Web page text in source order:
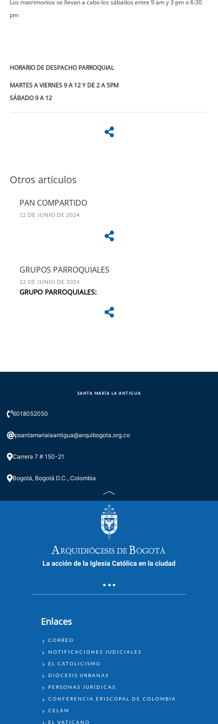
Los matrimonios se llevan a cabo los sábados entre 9 am y 3 pm o 6:30
pm
HORARIO DE DESPACHO PARROQUIAL
MARTES A VIERNES 9 A 12 Y DE 2 A 5PM
SÁBADO 9 A 12
Otros artículos
PAN COMPARTIDO
12 DE JUNIO DE 2024
GRUPOS PARROQUIALES
12 DE JUNIO DE 2024
GRUPO PARROQUIALES:
SANTA MARÍA LA ANTIGUA
6018052050
psantamarialaantigua@arquibogota.org.co
Carrera 7 # 150-21
Bogotá, Bogotá D.C., Colombia
Enlaces
ENLACES
CORREO
NOTIFICACIONES JUDICIALES
EL CATOLICISMO
DIÓCESIS URBANAS
PERSONAS JURÍDICAS
CONFERENCIA EPISCOPAL DE COLOMBIA
CELAM
EL VATICANO